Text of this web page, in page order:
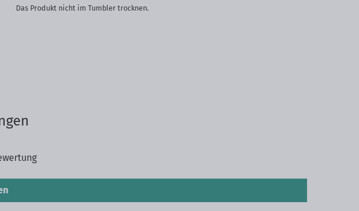
Das Produkt nicht im Tumbler trocknen.